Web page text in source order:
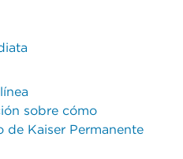
sobre cómo
de Kaiser Permanente